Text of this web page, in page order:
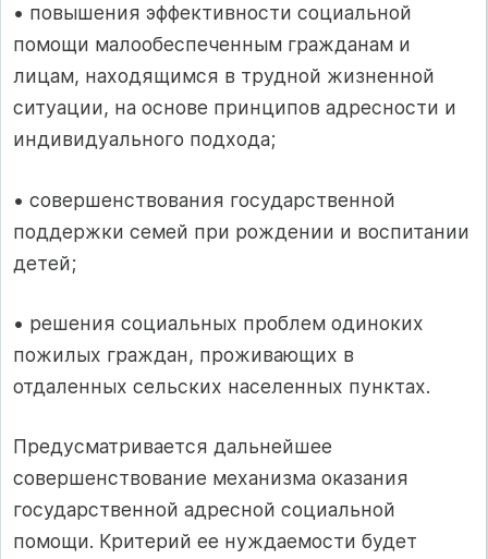
• повышения эффективности социальной
помощи малообеспеченным гражданам и
лицам, находящимся в трудной жизненной
ситуации, на основе принципов адресности и
индивидуального подхода;
• совершенствования государственной
поддержки семей при рождении и воспитании
детей;
• решения социальных проблем одиноких
пожилых граждан, проживающих в
отдаленных сельских населенных пунктах.
Предусматривается дальнейшее
совершенствование механизма оказания
государственной адресной социальной
помощи. Критерий ее нуждаемости будет